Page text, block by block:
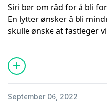
Siri ber om råd for å bli
En lytter ønsker å bli
skulle ønske at fastleger
September 06, 2022